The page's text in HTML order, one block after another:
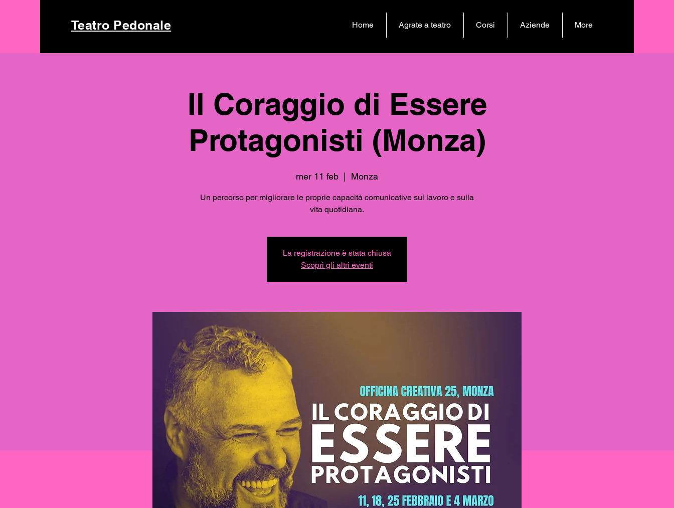
Teatro Pedonale Home Agrate a teatro Corsi Aziende More
Il Coraggio di Essere
Protagonisti (Monza)
mer 11 feb Monza
Un percorso per migliorare le proprie capacità comunicative sul lavoro e sulla
vita quotidiana.
La registrazione è stata chiusa
Scopri gli altri eventi